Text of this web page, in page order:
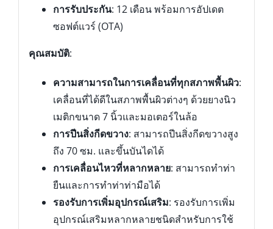
การรับประกัน: 12 เดือน พร้อมการอัปเดต
ซอฟต์แวร์ (OTA)
คุณสมบัติ:
ความสามารถในการเคลื่อนที่ทุกสภาพพื้นผิว:
เคลื่อนที่ได้ดีในสภาพพื้นผิวต่างๆ ด้วยยางนิว
เมติกขนาด 7 นิ้วและมอเตอร์ในล้อ
การปีนสิ่งกีดขวาง: สามารถปีนสิ่งกีดขวางสูง
ถึง 70 ซม. และขึ้นบันไดได้
การเคลื่อนไหวที่หลากหลาย: สามารถทำท่า
ยืนและการทำท่าท่ามือได้
รองรับการเพิ่มอุปกรณ์เสริม: รองรับการเพิ่ม
อุปกรณ์เสริมหลากหลายชนิดสำหรับการใช้